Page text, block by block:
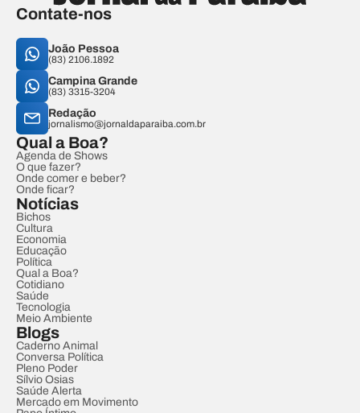
Contate-nos
João Pessoa
(83) 2106.1892
Campina Grande
(83) 3315-3204
Redação
jornalismo@jornaldaparaiba.com.br
Qual a Boa?
Agenda de Shows
O que fazer?
Onde comer e beber?
Onde ficar?
Notícias
Bichos
Cultura
Economia
Educação
Política
Qual a Boa?
Cotidiano
Saúde
Tecnologia
Meio Ambiente
Blogs
Caderno Animal
Conversa Política
Pleno Poder
Sílvio Osias
Saúde Alerta
Mercado em Movimento